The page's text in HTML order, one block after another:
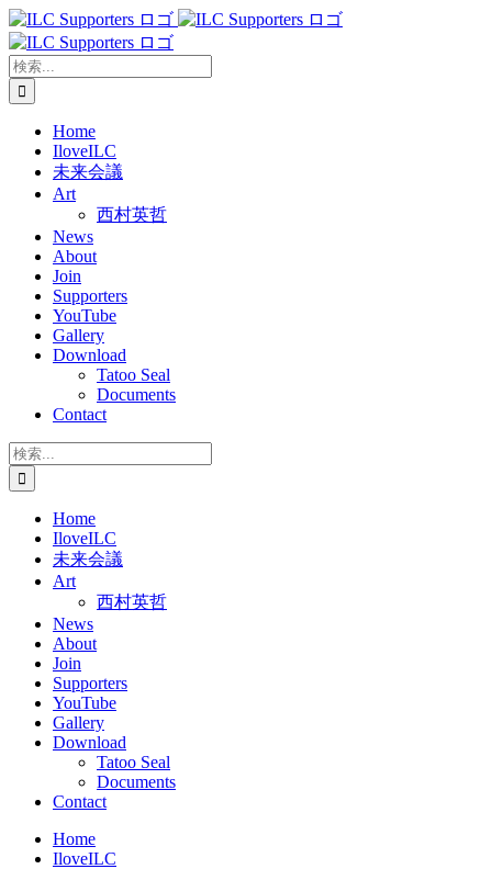
Skip
to
content
検
索
…
Home
IloveILC
未来会議
Art
西村英哲
News
About
Join
Supporters
YouTube
Gallery
Download
Tatoo Seal
Documents
Contact
検
索
…
Home
IloveILC
未来会議
Art
西村英哲
News
About
Join
Supporters
YouTube
Gallery
Download
Tatoo Seal
Documents
Contact
Home
IloveILC